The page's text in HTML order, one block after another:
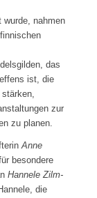
wurde, nahmen
das
ist, die
zur
zu planen.
Anne
besondere
Hannele Zilm-
die